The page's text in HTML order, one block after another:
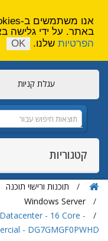
עגלת קניות
קטגוריות
תוכנות ורישוי תוכנה
Windows Server
- 16 Core -
- DG7GMGF0PWHD
באתר. על ידי גלישה
הפרטיות שלנו. OK